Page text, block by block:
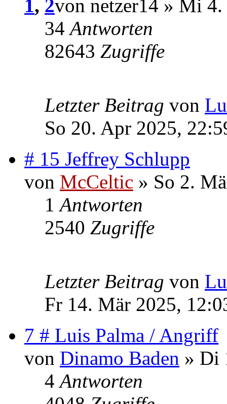
1, 2von netzer14 » Mi
34Antworten
82643 Zugriffe
Letzter Beitrag von
So 20. Apr 2025,
# 15 Jeffrey Schlupp
von McCeltic » So 2.
1Antworten
2540 Zugriffe
Letzter Beitrag von
Fr 14. Mär 2025,
7 # Luis Palma / Angriff
von Dinamo Baden » Di
4Antworten